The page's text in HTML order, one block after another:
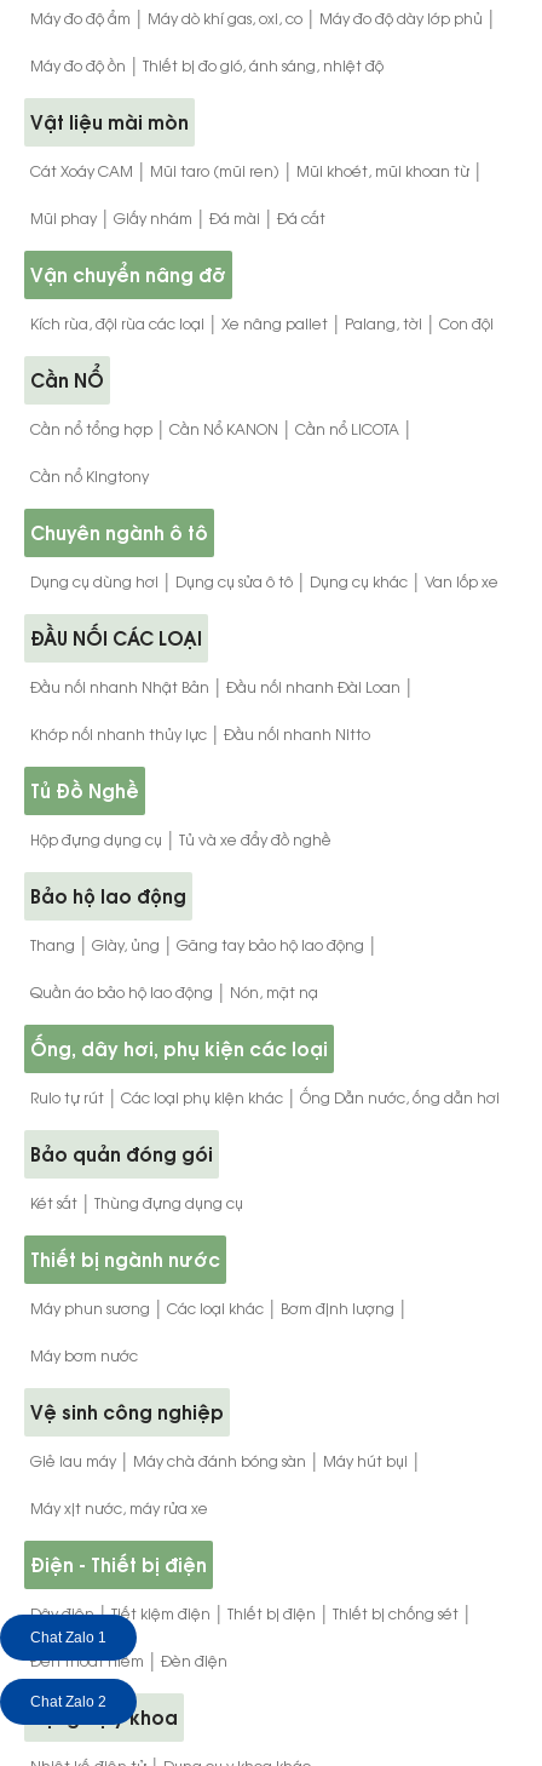
Máy đo độ ẩm | Máy dò khí gas, oxi, co | Máy đo độ dày lớp phủ |
Máy đo độ ồn | Thiết bị đo gió, ánh sáng, nhiệt độ
Vật liệu mài mòn
Cát Xoáy CAM | Mũi taro (mũi ren) | Mũi khoét, mũi khoan từ |
Mũi phay | Giấy nhám | Đá mài | Đá cắt
Vận chuyển nâng đỡ
Kích rùa, đội rùa các loại | Xe nâng pallet | Palang, tời | Con đội
Cần NỔ
Cần nổ tổng hợp | Cần Nổ KANON | Cần nổ LICOTA |
Cần nổ Kingtony
Chuyên ngành ô tô
Dụng cụ dùng hơi | Dụng cụ sửa ô tô | Dụng cụ khác | Van lốp xe
ĐẦU NỐI CÁC LOẠI
Đầu nối nhanh Nhật Bản | Đầu nối nhanh Đài Loan |
Khớp nối nhanh thủy lực | Đầu nối nhanh Nitto
Tủ Đồ Nghề
Hộp đựng dụng cụ | Tủ và xe đẩy đồ nghề
Bảo hộ lao động
Thang | Giày, ủng | Găng tay bảo hộ lao động |
Quần áo bảo hộ lao động | Nón, mặt nạ
Ống, dây hơi, phụ kiện các loại
Rulo tự rút | Các loại phụ kiện khác | Ống Dẫn nước, ống dẫn hơi
Bảo quản đóng gói
Két sắt | Thùng đựng dụng cụ
Thiết bị ngành nước
Máy phun sương | Các loại khác | Bơm định lượng |
Máy bơm nước
Vệ sinh công nghiệp
Giẻ lau máy | Máy chà đánh bóng sàn | Máy hút bụi |
Máy xịt nước, máy rửa xe
Điện - Thiết bị điện
Dây điện | Tiết kiệm điện | Thiết bị điện | Thiết bị chống sét |
Đèn thoát hiểm | Đèn điện
Dụng cụ y khoa
Chat Zalo 1
Chat Zalo 2